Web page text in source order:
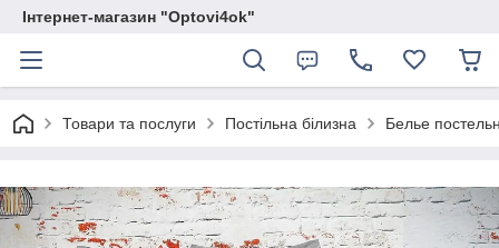
Інтернет-магазин "Optovi4ok"
Товари та послуги Постільна білизна Белье